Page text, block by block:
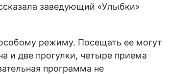
заведующий «Улыбки»
режиму. Посещать ее могут
и две прогулки, четыре приема
программа не